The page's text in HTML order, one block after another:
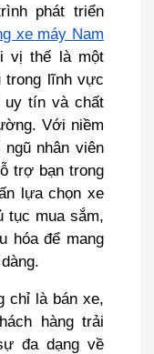
phát triển
xe máy Nam
vị thế là một
trong lĩnh vực
uy tín và chất
Với niềm
nhân viên
trợ bạn trong
lựa chọn xe
tục mua sắm,
hóa để mang
chỉ là bán xe,
hàng trải
đa dạng về